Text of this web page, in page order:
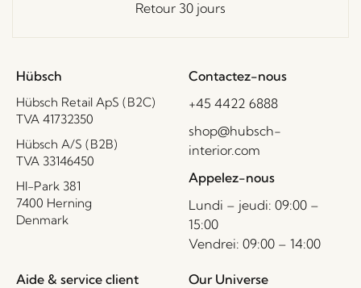
Retour 30 jours
Hübsch
Hübsch Retail ApS (B2C)
TVA 41732350
Hübsch A/S (B2B)
TVA 33146450
HI-Park 381
7400 Herning
Denmark
Contactez-nous
+45 4422 6888
shop@hubsch-
interior.com
Appelez-nous
Lundi – jeudi: 09:00 –
15:00
Vendrei: 09:00 – 14:00
Aide & service client Our Universe